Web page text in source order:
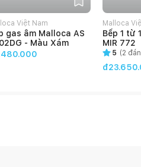
Việt Nam
gas âm Malloca AS
- Màu Xám
Malloca
Bếp 1 từ
MIR 772
5 (2